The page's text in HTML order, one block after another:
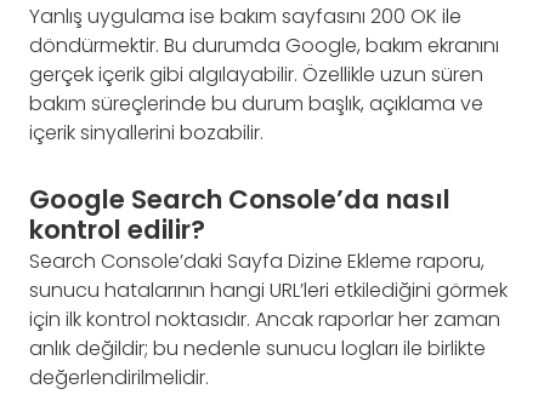
Yanlış uygulama ise bakım sayfasını 200 OK ile
döndürmektir. Bu durumda Google, bakım ekranını
gerçek içerik gibi algılayabilir. Özellikle uzun süren
bakım süreçlerinde bu durum başlık, açıklama ve
içerik sinyallerini bozabilir.
Google Search Console’da nasıl
kontrol edilir?
Search Console’daki Sayfa Dizine Ekleme raporu,
sunucu hatalarının hangi URL’leri etkilediğini görmek
için ilk kontrol noktasıdır. Ancak raporlar her zaman
anlık değildir; bu nedenle sunucu logları ile birlikte
değerlendirilmelidir.